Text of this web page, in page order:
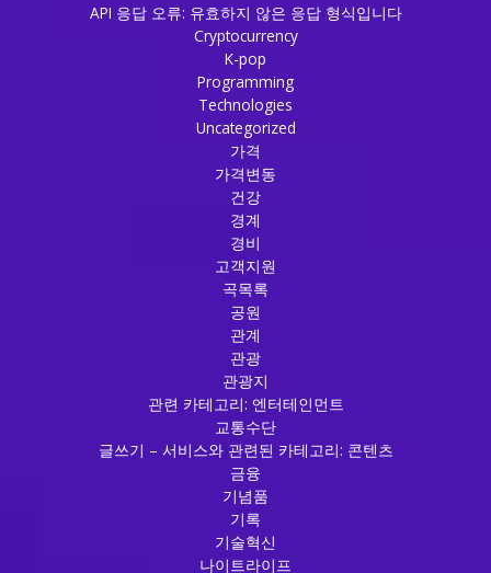
API 응답 오류: 유효하지 않은 응답 형식입니다
Cryptocurrency
K-pop
Programming
Technologies
Uncategorized
가격
가격변동
건강
경계
경비
고객지원
곡목록
공원
관계
관광
관광지
관련 카테고리: 엔터테인먼트
교통수단
글쓰기 – 서비스와 관련된 카테고리: 콘텐츠
금융
기념품
기록
기술혁신
나이트라이프